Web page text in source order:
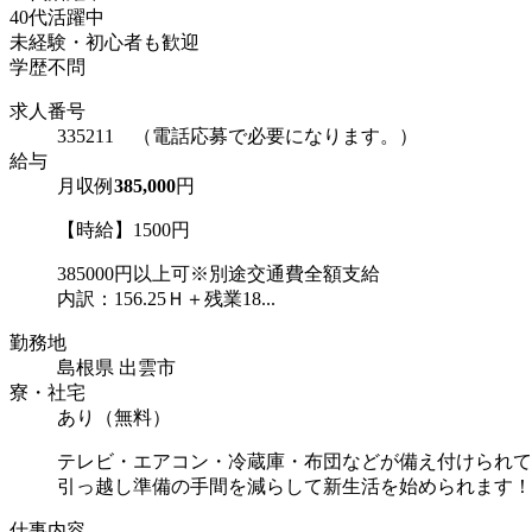
40代活躍中
未経験・初心者も歓迎
学歴不問
求人番号
335211 （電話応募で必要になります。）
給与
月収例 385,000円
【時給】1500円
385000円以上可※別途交通費全額支給
内訳：156.25Ｈ＋残業18...
勤務地
島根県 出雲市
寮・社宅
あり（無料）
テレビ・エアコン・冷蔵庫・布団などが備え付けられ
引っ越し準備の手間を減らして新生活を始められます！